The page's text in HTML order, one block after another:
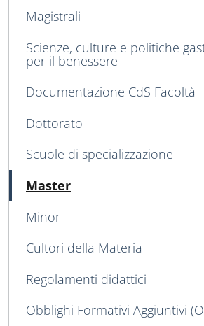
Magistrali
Scienze, culture e politiche
per il benessere
Documentazione CdS Facoltà
Dottorato
Scuole di specializzazione
Master
Minor
Cultori della Materia
Regolamenti didattici
Obblighi Formativi Aggiuntivi